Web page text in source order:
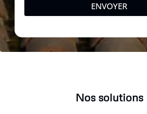
ENVOYER
Nos solutions